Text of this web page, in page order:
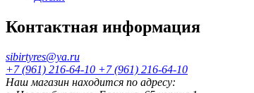
Контактная информация
sibirtyres@ya.ru
+7 (961) 216-64-10 +7 (961) 216-64-10
Наш магазин находится по адресу: